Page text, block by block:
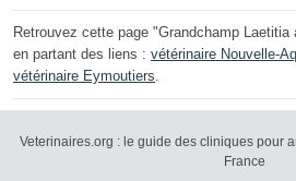
Retrouvez cette page "Grandchamp
en partant des liens : vétérinaire Nouvelle-
vétérinaire Eymoutiers.
Veterinaires.org : le guide des cliniques pour
France